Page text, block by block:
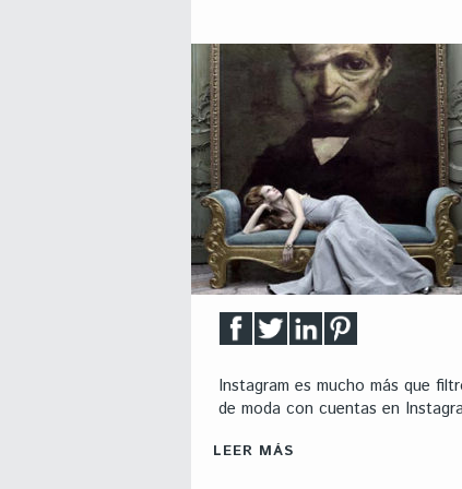
Instagram es mucho más que
de moda con cuentas en
LEER MÁS